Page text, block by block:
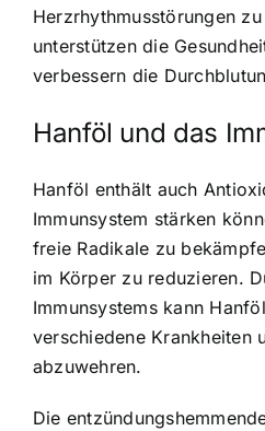
Herzrhythmusstörungen
unterstützen die
verbessern die
Hanföl und das
Hanföl enthält auch
Immunsystem stärken
freie Radikale zu
im Körper zu reduzieren.
Immunsystems kann
verschiedene Krankheiten
abzuwehren.
Die